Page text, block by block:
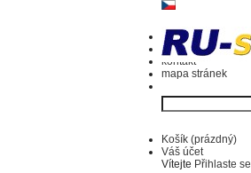
kontakt
mapa stránek
Košík (prázdný)
Váš účet
Vítejte Přihlaste se